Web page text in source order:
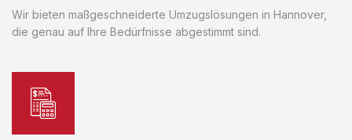
Wir bieten maßgeschneiderte Umzugslösungen in Hannover,
die genau auf Ihre Bedürfnisse abgestimmt sind.